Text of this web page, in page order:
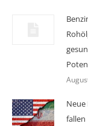
fallen